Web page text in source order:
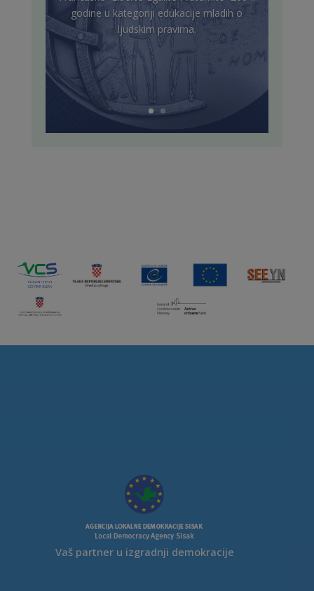
godine u kategoriji edukacije mladih o
ljudskim pravima.
Vaš partner u izgradnji demokracije